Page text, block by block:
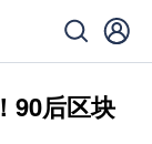
90后区块